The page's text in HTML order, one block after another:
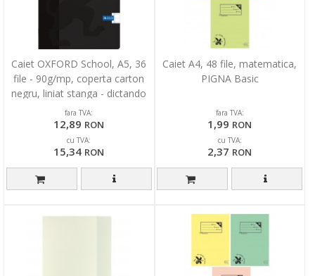
Caiet OXFORD School, A5, 36
file - 90g/mp, coperta carton
negru, liniat stanga - dictando
fara TVA:
12,89 RON
cu TVA:
15,34 RON
Caiet A4, 48 file, matematica,
PIGNA Basic
fara TVA:
1,99 RON
cu TVA:
2,37 RON